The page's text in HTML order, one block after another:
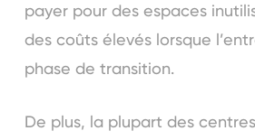
payer pour des espaces
des coûts élevés lorsque
phase de transition.
De plus, la plupart des